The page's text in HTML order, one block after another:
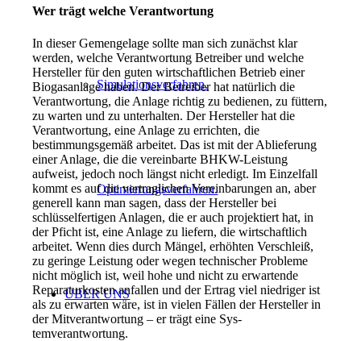
Simulationsverfahren.
Optimierungsverfahren.
ÜBER UNS
Wer trägt welche Verantwortung
In dieser Gemengelage sollte man sich zunächst klar
werden, welche Verantwortung Betreiber und welche
Hersteller für den guten wirtschaftlichen Betrieb einer
Biogasanlage haben. Der Betrei­ber hat natürlich die
Verantwortung, die Anlage richtig zu bedienen, zu füttern,
zu warten und zu unterhalten. Der Hersteller hat die
Verantwortung, eine Anlage zu errichten, die
bestimmungsgemäß arbeitet. Das ist mit der Ablieferung
einer Anla­ge, die die vereinbarte BHKW­-Leistung
aufweist, jedoch noch längst nicht erledigt. Im Einzelfall
kommt es auf die vertraglichen Vereinbarungen an, aber
generell kann man sagen, dass der Her­steller bei
schlüsselfertigen Anlagen, die er auch projektiert hat, in
der Pficht ist, eine Anlage zu lie­fern, die wirtschaftlich
arbeitet. Wenn dies durch Mängel, erhöhten Verschleiß,
zu geringe Leistung oder wegen technischer Probleme
nicht möglich ist, weil hohe und nicht zu erwartende
Reparatur­kosten anfallen und der Ertrag viel niedriger ist
als zu erwarten wäre, ist in vielen Fällen der Herstel­ler in
der Mitverantwortung – er trägt eine Sys­
temverantwortung.